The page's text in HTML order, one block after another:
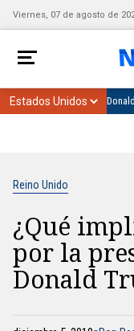
Viernes, 07 de agosto de
Reino Unido
¿Qué
por la
Donald